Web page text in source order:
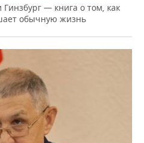
— книга о том, как
обычную жизнь